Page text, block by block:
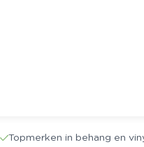
Topmerken in behang en